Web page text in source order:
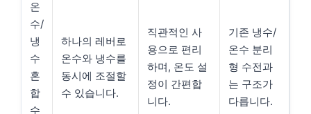
온
수/
냉
수
혼
합
수
하나의 레버로
온수와 냉수를
동시에 조절할
수 있습니다.
직관적인 사
용으로 편리
하며, 온도 설
정이 간편합
니다.
기존 냉수/
온수 분리
형 수전과
는 구조가
다릅니다.